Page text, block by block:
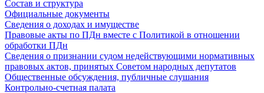
Состав и структура
Официальные документы
Сведения о доходах и имуществе
Правовые акты по ПДн вместе с Политикой в отношении
обработки ПДн
Сведения о признании судом недействующими нормативных
правовых актов, принятых Советом народных депутатов
Общественные обсуждения, публичные слушания
Контрольно-счетная палата